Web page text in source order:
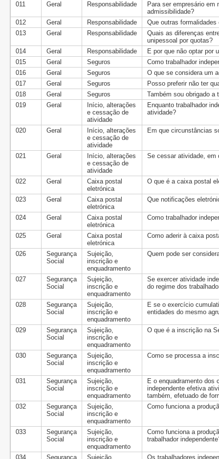
011
Geral Responsabilidade
Para ser empresário em
admissibilidade?
012
Geral Responsabilidade
Que outras
013
Geral Responsabilidade
Quais as diferenças
unipessoal por quotas?
014
Geral Responsabilidade
E por que não optar por
015
Geral Seguros
Como trabalhador
016
Geral Seguros
O que se considera um
017
Geral Seguros
Posso preferir não ter
018
Geral Seguros
Também sou obrigado a
019
Geral
Início, alterações
e cessação de
atividade
Enquanto trabalhador
atividade?
020 Geral
Início, alterações
e cessação de
atividade
Em que circunstâncias
021 Geral
Início, alterações
e cessação de
atividade
Se cessar atividade, em
022 Geral
Caixa postal
eletrónica
O que é a caixa postal
023 Geral
Caixa postal
eletrónica
Que notificações
024 Geral
Caixa postal
eletrónica
Como trabalhador
025 Geral
Caixa postal
eletrónica
Como aderir à caixa
026
Segurança
Social
Sujeição,
inscrição e
enquadramento
Quem pode ser
027
Segurança
Social
Sujeição,
inscrição e
enquadramento
Se exercer atividade
do regime dos
028
Segurança
Social
Sujeição,
inscrição e
enquadramento
E se o exercício
entidades do mesmo
029
Segurança
Social
Sujeição,
inscrição e
enquadramento
O que é a inscrição na
030
Segurança
Social
Sujeição,
inscrição e
enquadramento
Como se processa a
031
Segurança
Social
Sujeição,
inscrição e
enquadramento
E o enquadramento dos
independente efetiva
também, efetuado de
032
Segurança
Social
Sujeição,
inscrição e
enquadramento
Como funciona a
033
Segurança
Social
Sujeição,
inscrição e
enquadramento
Como funciona a
trabalhador
034
Segurança
Sujeição,
Os trabalhadores